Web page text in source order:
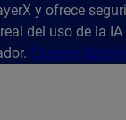
y ofrece
del uso de la
Obtener